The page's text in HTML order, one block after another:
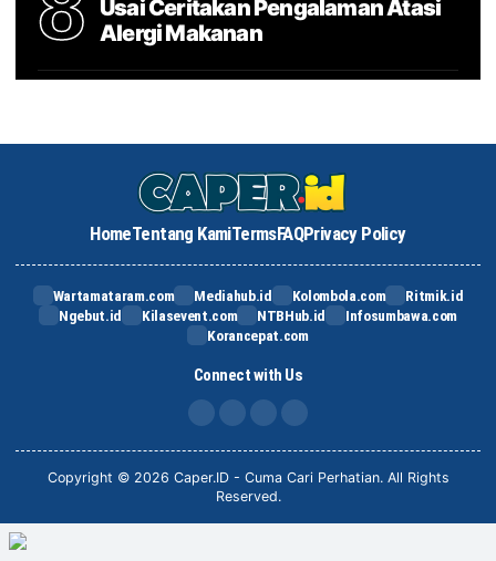
Usai Ceritakan Pengalaman Atasi
Alergi Makanan
HomeTentang KamiTermsFAQPrivacy Policy
Wartamataram.com Mediahub.id Kolombola.com
Ritmik.id
Ngebut.id
Kilasevent.com NTBHub.id
Infosumbawa.com
Korancepat.com
Connect with Us
FB IG TikTok
Copyright © 2026 Caper.ID - Cuma Cari Perhatian. All Rights
Reserved.